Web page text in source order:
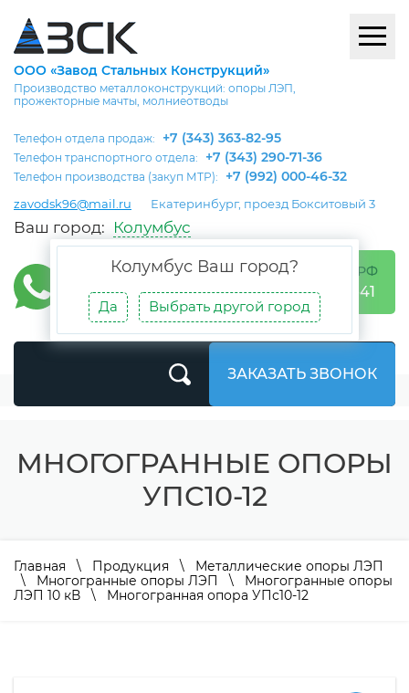
ООО «Завод Стальных Конструкций»
Производство металлоконструкций: опоры ЛЭП,
прожекторные мачты, молниеотводы
Телефон отдела продаж: +7 (343) 363-82-95
Телефон транспортного отдела: +7 (343) 290-71-36
Телефон производства (закуп МТР): +7 (992) 000-46-32
zavodsk96@mail.ru Екатеринбург, проезд Бокситовый 3
Ваш город: Колумбус
Колумбус Ваш город?
Да Выбрать другой город
БЕСПЛАТНО ПО РФ
8 (800) 302-05-41
ЗАКАЗАТЬ ЗВОНОК
МНОГОГРАННЫЕ ОПОРЫ
УПС10-12
Главная \ Продукция \ Металлические опоры ЛЭП
\ Многогранные опоры ЛЭП \ Многогранные опоры
ЛЭП 10 кВ \ Многогранная опора УПс10-12